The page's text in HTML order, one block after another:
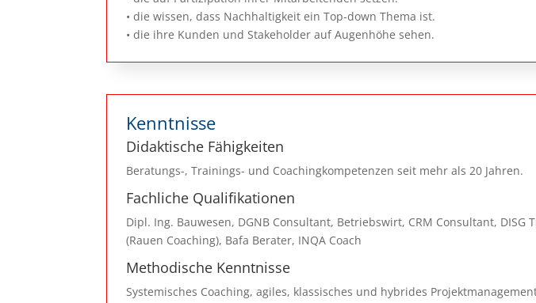
• die wissen, dass Nachhaltigkeit ein Top-down Thema ist.
• die ihre Kunden und Stakeholder auf Augenhöhe sehen.
Kenntnisse
Didaktische Fähigkeiten
Beratungs-, Trainings- und Coachingkompetenzen seit mehr als 20 Jahren.
Fachliche Qualifikationen
Dipl. Ing. Bauwesen, DGNB Consultant, Betriebswirt, CRM Consultant, DISG
(Rauen Coaching), Bafa Berater, INQA Coach
Methodische Kenntnisse
Systemisches Coaching, agiles, klassisches und hybrides